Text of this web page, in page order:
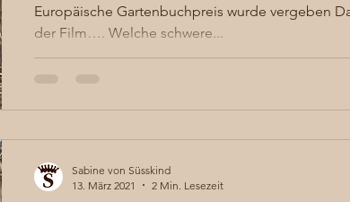
Europäische Gartenbuchpreis wurde vergeben
der Film…. Welche schwere...
Sabine von Süsskind
13. März 2021
2 Min. Lesezeit